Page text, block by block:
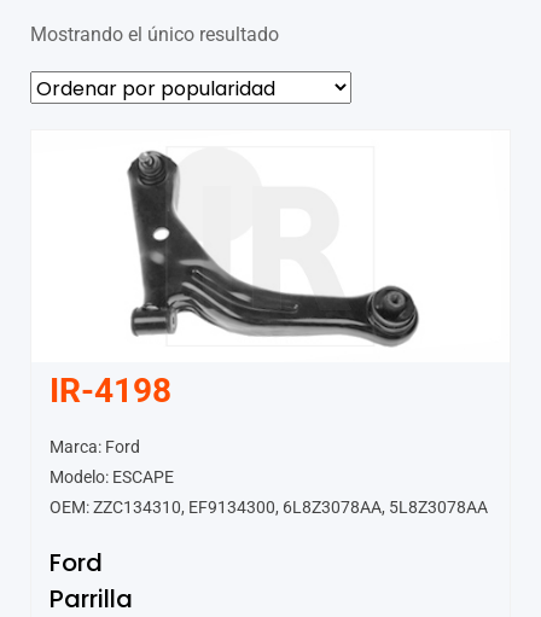
Mostrando el único resultado
IR-4198
Marca: Ford
Modelo: ESCAPE
OEM: ZZC134310, EF9134300, 6L8Z3078AA, 5L8Z3078AA
Ford
Parrilla